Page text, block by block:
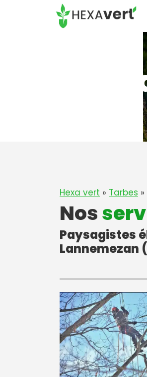
Hexa vert » Tarbes »
Nos
Paysagistes
Lannemezan